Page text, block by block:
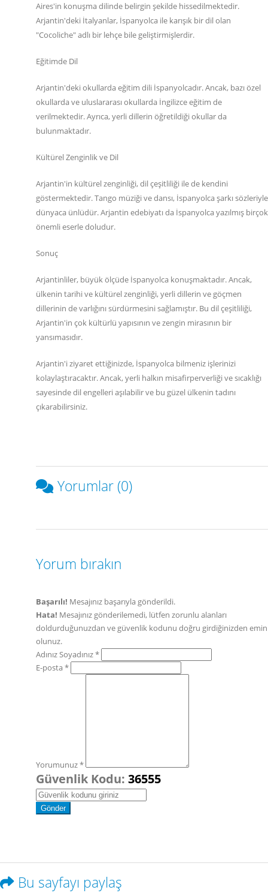
Aires'in konuşma dilinde belirgin şekilde hissedilmektedir.
Arjantin'deki İtalyanlar, İspanyolca ile karışık bir dil olan
"Cocoliche" adlı bir lehçe bile geliştirmişlerdir.
Eğitimde Dil
Arjantin'deki okullarda eğitim dili İspanyolcadır. Ancak, bazı özel
okullarda ve uluslararası okullarda İngilizce eğitim de
verilmektedir. Ayrıca, yerli dillerin öğretildiği okullar da
bulunmaktadır.
Kültürel Zenginlik ve Dil
Arjantin'in kültürel zenginliği, dil çeşitliliği ile de kendini
göstermektedir. Tango müziği ve dansı, İspanyolca şarkı sözleriyle
dünyaca ünlüdür. Arjantin edebiyatı da İspanyolca yazılmış birçok
önemli eserle doludur.
Sonuç
Arjantinliler, büyük ölçüde İspanyolca konuşmaktadır. Ancak,
ülkenin tarihi ve kültürel zenginliği, yerli dillerin ve göçmen
dillerinin de varlığını sürdürmesini sağlamıştır. Bu dil çeşitliliği,
Arjantin'in çok kültürlü yapısının ve zengin mirasının bir
yansımasıdır.
Arjantin'i ziyaret ettiğinizde, İspanyolca bilmeniz işlerinizi
kolaylaştıracaktır. Ancak, yerli halkın misafirperverliği ve sıcaklığı
sayesinde dil engelleri aşılabilir ve bu güzel ülkenin tadını
çıkarabilirsiniz.
Yorumlar (0)
Yorum bırakın
Başarılı! Mesajınız başarıyla gönderildi.
Hata! Mesajınız gönderilemedi, lütfen zorunlu alanları
doldurduğunuzdan ve güvenlik kodunu doğru girdiğinizden emin
olunuz.
Adınız Soyadınız *
E-posta *
Yorumunuz *
Güvenlik Kodu: 36555
Bu sayfayı paylaş